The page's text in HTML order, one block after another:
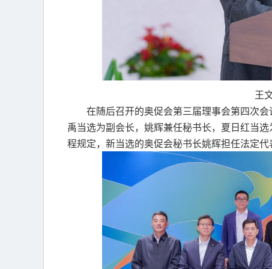
王
在随后召开的奥促会第三届理事会第四次
禹当选为副会长，姚辉兼任秘书长，夏日红当
程规定，新当选的奥促会秘书长姚辉担任法定代